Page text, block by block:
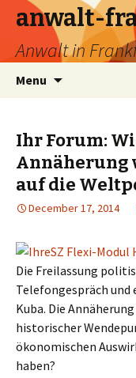
anwalt-
Anwalt in
Menu
Ihr Forum:
Annäherung
auf die
December 17, 2014
Die Freilassung
Telefongespräch und
Kuba. Die
historischer
ökonomischen
haben?